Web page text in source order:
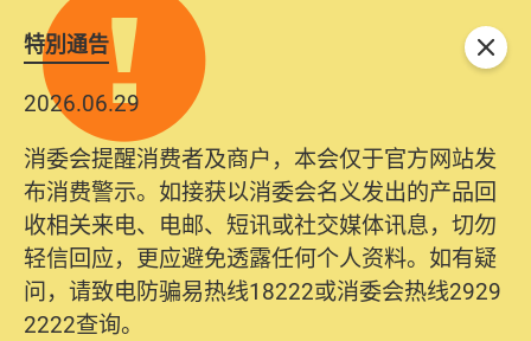
特別通告
2026.06.29
消委会提醒消费者及商户，本会仅于官方网站发
布消费警示。如接获以消委会名义发出的产品回
收相关来电、电邮、短讯或社交媒体讯息，切勿
轻信回应，更应避免透露任何个人资料。如有疑
问，请致电防骗易热线18222或消委会热线2929
2222查询。
关闭